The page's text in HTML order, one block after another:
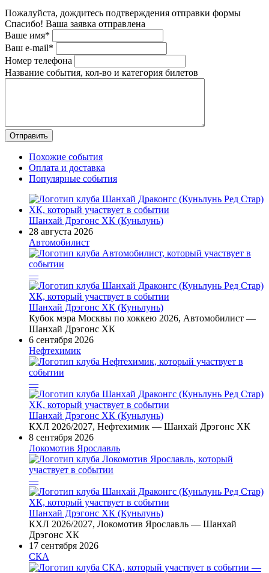
Пожалуйста, дождитесь подтверждения отправки формы
Спасибо! Ваша заявка отправлена
Ваше имя*
Ваш e-mail*
Номер телефона
Название события, кол-во и категория билетов
Похожие события
Оплата и доставка
Популярные события
Шанхай Дрэгонс ХК (Куньлунь)
28 августа 2026
Автомобилист
—
Шанхай Дрэгонс ХК (Куньлунь)
Кубок мэра Москвы по хоккею 2026, Автомобилист —
Шанхай Дрэгонс ХК
6 сентября 2026
Нефтехимик
—
Шанхай Дрэгонс ХК (Куньлунь)
КХЛ 2026/2027, Нефтехимик — Шанхай Дрэгонс ХК
8 сентября 2026
Локомотив Ярославль
—
Шанхай Дрэгонс ХК (Куньлунь)
КХЛ 2026/2027, Локомотив Ярославль — Шанхай
Дрэгонс ХК
17 сентября 2026
СКА
—